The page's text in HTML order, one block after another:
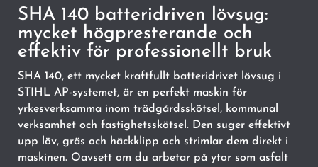
SHA 140 batteridriven lövsug:
mycket högpresterande och
effektiv för professionellt bruk
SHA 140, ett mycket kraftfullt batteridrivet lövsug i
STIHL AP-systemet, är en perfekt maskin för
yrkesverksamma inom trädgårdsskötsel, kommunal
verksamhet och fastighetsskötsel. Den suger effektivt
upp löv, gräs och häckklipp och strimlar dem direkt i
maskinen. Oavsett om du arbetar på ytor som asfalt